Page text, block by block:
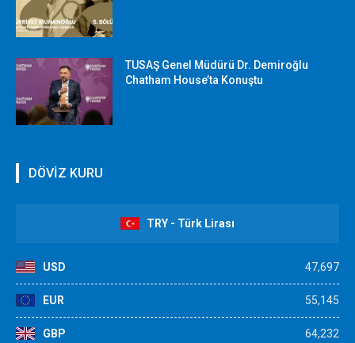
TUSAŞ Genel Müdürü Dr. Demiroğlu
Chatham House’ta Konuştu
DÖVİZ KURU
TRY - Türk Lirası
USD 47,697
EUR 55,145
GBP 64,232